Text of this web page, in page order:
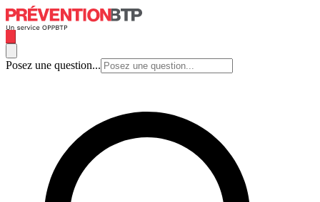
Posez une question...